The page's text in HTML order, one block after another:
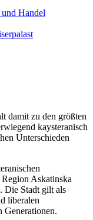
Handel
damit zu den größten
kaysteranisch
Unterschieden
Askatinska
Die Stadt gilt als
liberalen
Generationen.